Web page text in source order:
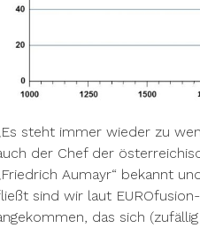
steht immer wieder zu
der Chef der
Aumayr“ bekannt
sind wir laut
das sich